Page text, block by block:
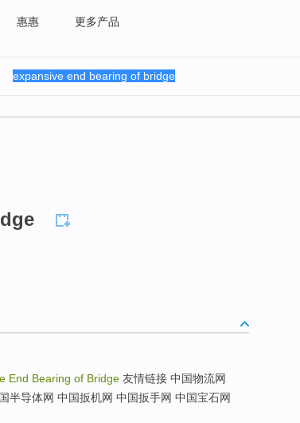
惠惠 更多产品
End Bearing of Bridge 友情链接 中国物流网
半导体网 中国扳机网 中国扳手网 中国宝石网